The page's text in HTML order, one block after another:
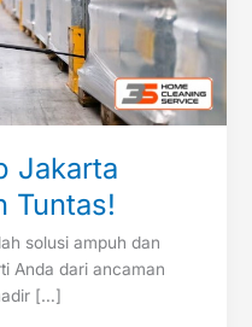
Jakarta
Tuntas!
solusi ampuh dan
Anda dari ancaman
[…]